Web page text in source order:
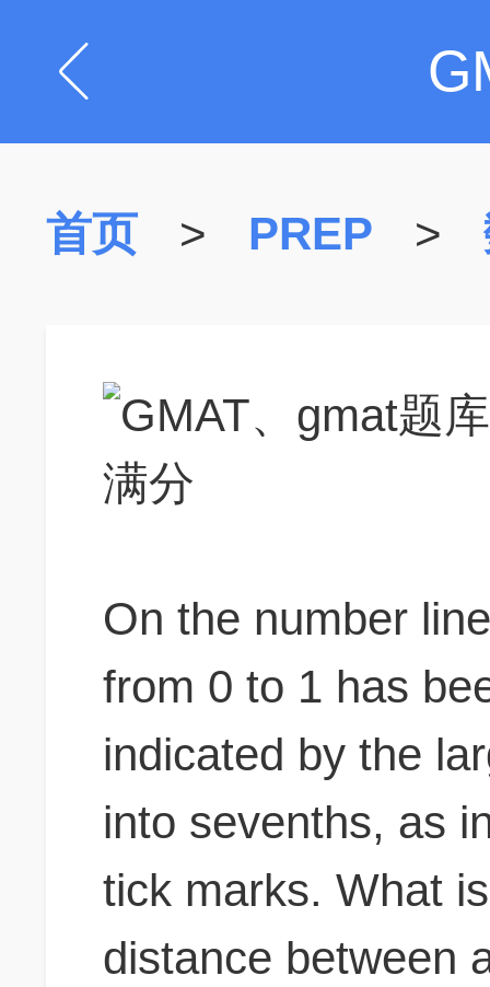
首页 > PREP >
On the number
from 0 to 1 has
indicated by the
into sevenths, as
tick marks. What
distance between